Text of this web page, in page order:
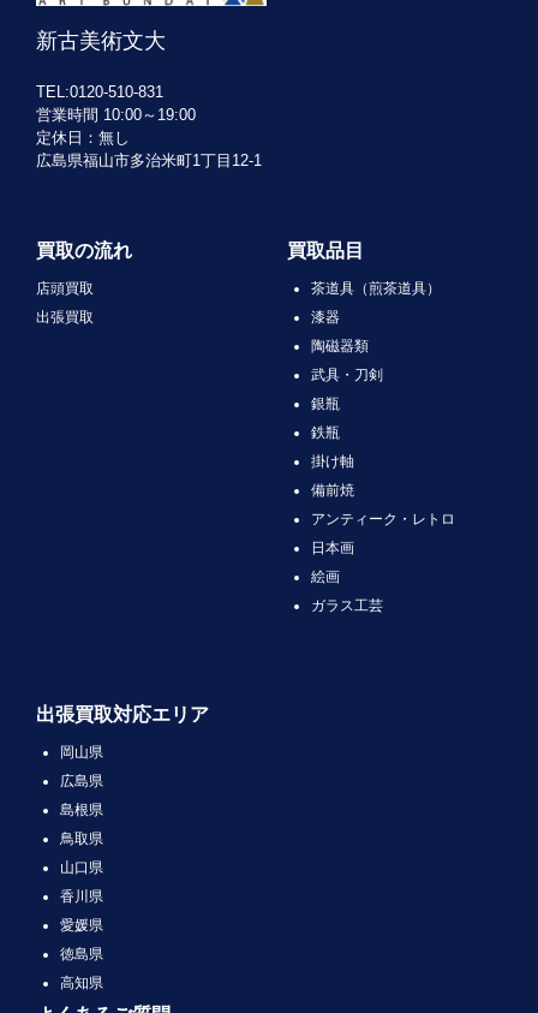
新古美術文大
TEL:0120-510-831
営業時間 10:00～19:00
定休日：無し
広島県福山市多治米町1丁目12-1
買取の流れ
店頭買取
出張買取
買取品目
茶道具（煎茶道具）
漆器
陶磁器類
武具・刀剣
銀瓶
鉄瓶
掛け軸
備前焼
アンティーク・レトロ
日本画
絵画
ガラス工芸
出張買取対応エリア
岡山県
広島県
島根県
鳥取県
山口県
香川県
愛媛県
徳島県
高知県